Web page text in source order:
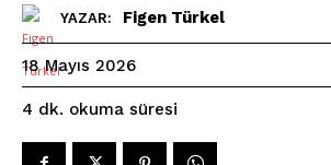
YAZAR: Figen Türkel
18 Mayıs 2026
4 dk. okuma süresi